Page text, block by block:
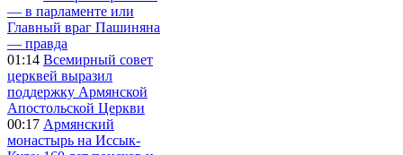
— в парламенте или
Главный враг Пашиняна
— правда
01:14 Всемирный совет
церквей выразил
поддержку Армянской
Апостольской Церкви
00:17 Армянский
монастырь на Иссык-